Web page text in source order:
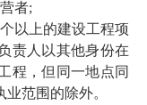
者;
以上的建设工程项
责人以其他身份在
程，但同一地点同
范围的除外。